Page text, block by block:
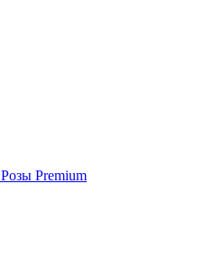
Розы Premium